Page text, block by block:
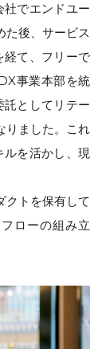
でエンドユー
た後、サービス
経て、フリーで
事業本部を統
としてリテー
りました。これ
ルを活かし、現
クトを保有して
ローの組み立